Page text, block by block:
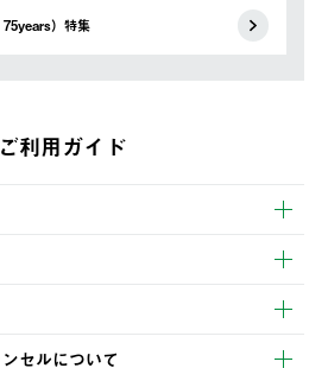
）特集
ご利用ガイド
支払いいただけます。
業日以内に商品を発送いたします。
んので、木曜日以降のご注文は週明け
セルについて